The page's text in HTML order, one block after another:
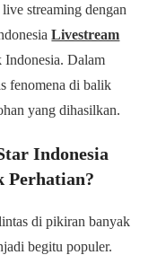
streaming dengan
Livestream
Indonesia. Dalam
fenomena di balik
yang dihasilkan.
Indonesia
Perhatian?
di pikiran banyak
begitu populer.